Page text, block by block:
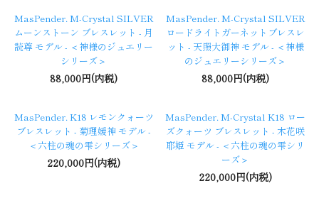
MasPender. M-Crystal SILVER
ムーンストーン ブレスレット - 月
読尊 モデル - ＜神様のジュエリー
シリーズ＞
88,000円(内税)
MasPender. M-Crystal SILVER
ロードライトガーネットブレスレ
ット - 天照大御神 モデル - ＜神様
のジュエリーシリーズ＞
88,000円(内税)
MasPender. K18 レモンクォーツ
ブレスレット - 菊理媛神 モデル -
＜六柱の魂の雫シリーズ＞
220,000円(内税)
MasPender. M-Crystal K18 ロー
ズクォーツ ブレスレット - 木花咲
耶姫 モデル - ＜六柱の魂の雫シリ
ーズ＞
220,000円(内税)